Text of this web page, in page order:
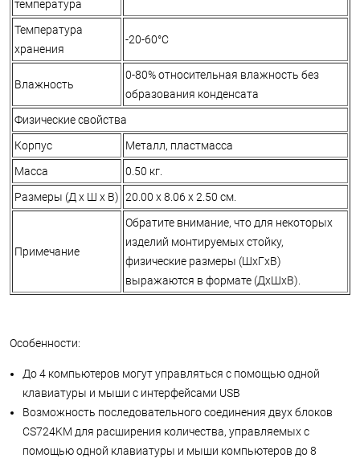
температура
Температура
хранения
-20-60°C
Влажность
0-80% относительная влажность без
образования конденсата
Физические свойства
Корпус
Металл, пластмасса
Масса
0.50 кг.
Размеры (Д х Ш х В) 20.00 x 8.06 x 2.50 см.
Примечание
Обратите внимание, что для некоторых
изделий монтируемых стойку,
физические размеры (ШxГxВ)
выражаются в формате (ДxШxВ).
Особенности:
До 4 компьютеров могут управляться с помощью одной
клавиатуры и мыши с интерфейсами USB
Возможность последовательного соединения двух блоков
CS724KM для расширения количества, управляемых с
помощью одной клавиатуры и мыши компьютеров до 8